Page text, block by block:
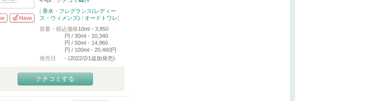
Have
[ 香水・フレグランス(レディー
ス・ウィメンズ) / オードトワレ]
容量・税込価格10ml・3,850
円 / 30ml・10,340
円 / 50ml・14,960
円 / 100ml・20,460円
発売日
- (2022/2/1追加発売)
クチコミする